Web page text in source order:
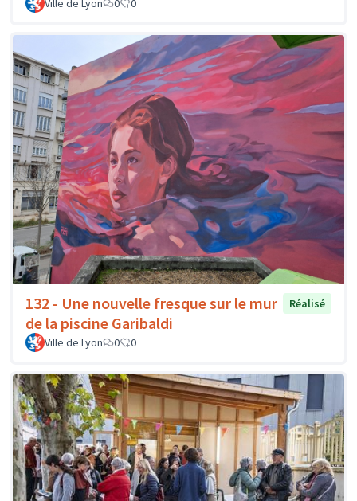
Ville de Lyon 0 0
132 - Une nouvelle fresque sur le mur
de la piscine Garibaldi
Réalisé
Ville de Lyon 0 0